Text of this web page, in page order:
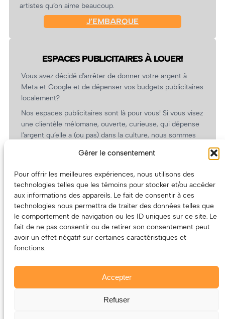
Gérer le consentement
Pour offrir les meilleures expériences, nous utilisons des
technologies telles que les témoins pour stocker et/ou accéder
aux informations des appareils. Le fait de consentir à ces
technologies nous permettra de traiter des données telles que
le comportement de navigation ou les ID uniques sur ce site. Le
fait de ne pas consentir ou de retirer son consentement peut
avoir un effet négatif sur certaines caractéristiques et
fonctions.
Accepter
Refuser
artistes qu’on aime beaucoup.
J’EMBARQUE
ESPACES PUBLICITAIRES À LOUER!
Vous avez décidé d’arrêter de donner votre argent à
Meta et Google et de dépenser vos budgets publicitaires
localement?
Nos espaces publicitaires sont là pour vous! Si vous visez
une clientèle mélomane, ouverte, curieuse, qui dépense
l’argent qu’elle a (ou pas) dans la culture, nous sommes
revient.
(Oui, on va avoir des tarifs spéciaux pour vous, les
artistes!)